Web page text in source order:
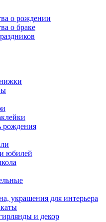
о рождении
о браке
рождения
юбилей
украшения для интерьера
и декор